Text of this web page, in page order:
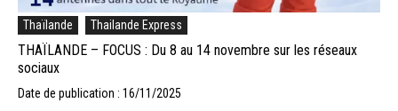
Thaïlande Thailande Express
THAÏLANDE – FOCUS : Du 8 au 14 novembre sur les réseaux
sociaux
Date de publication : 16/11/2025